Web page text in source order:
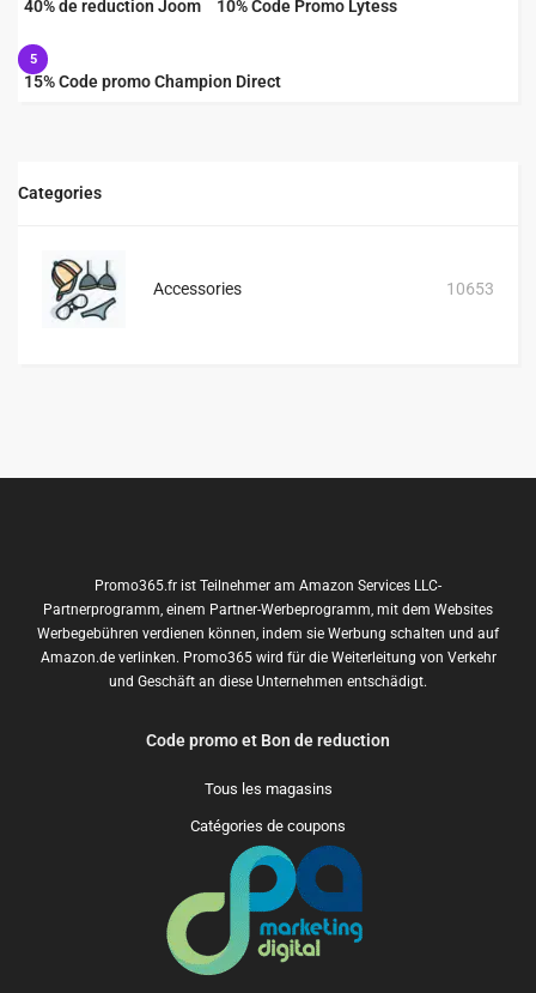
40% de reduction Joom 10% Code Promo Lytess
5
15% Code promo Champion Direct
Categories
Accessories 10653
Promo365.fr ist Teilnehmer am Amazon Services LLC-
Partnerprogramm, einem Partner-Werbeprogramm, mit dem Websites
Werbegebühren verdienen können, indem sie Werbung schalten und auf
Amazon.de verlinken. Promo365 wird für die Weiterleitung von Verkehr
und Geschäft an diese Unternehmen entschädigt.
Code promo et Bon de reduction
Tous les magasins
Catégories de coupons